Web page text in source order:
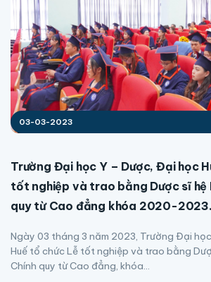
03-03-2023
Trường Đại học Y – Dược, Đại học
tốt nghiệp và trao bằng Dược sĩ hệ
quy từ Cao đẳng khóa 2020-2023.
Ngày 03 tháng 3 năm 2023, Trường Đại
Huế tổ chức Lễ tốt nghiệp và trao bằng
Chính quy từ Cao đẳng, khóa...